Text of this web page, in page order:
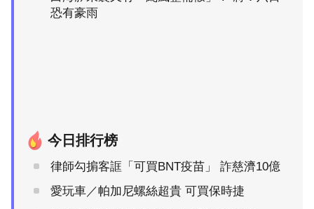
恐有豪雨
今日排行榜
律師勾掮客誆「可買BNT疫苗」 詐慈濟10億
愛玩車／帕加尼螺絲超貴 可買保時捷